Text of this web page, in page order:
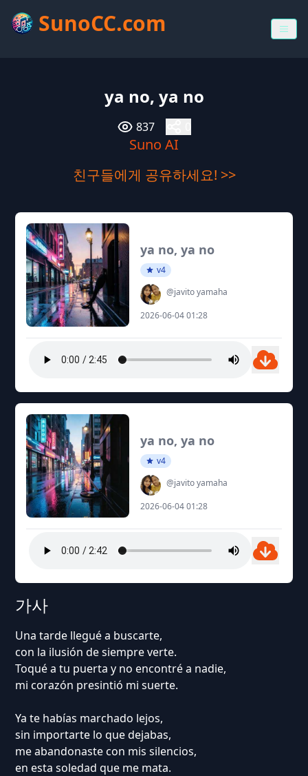
SunoCC.com
ya no, ya no
837
Suno AI
친구들에게 공유하세요! >>
ya no, ya no
v4
@javito yamaha
2026-06-04 01:28
ya no, ya no
v4
@javito yamaha
2026-06-04 01:28
가사
Una tarde llegué a buscarte,
con la ilusión de siempre verte.
Toqué a tu puerta y no encontré a nadie,
mi corazón presintió mi suerte.
Ya te habías marchado lejos,
sin importarte lo que dejabas,
me abandonaste con mis silencios,
en esta soledad que me mata.